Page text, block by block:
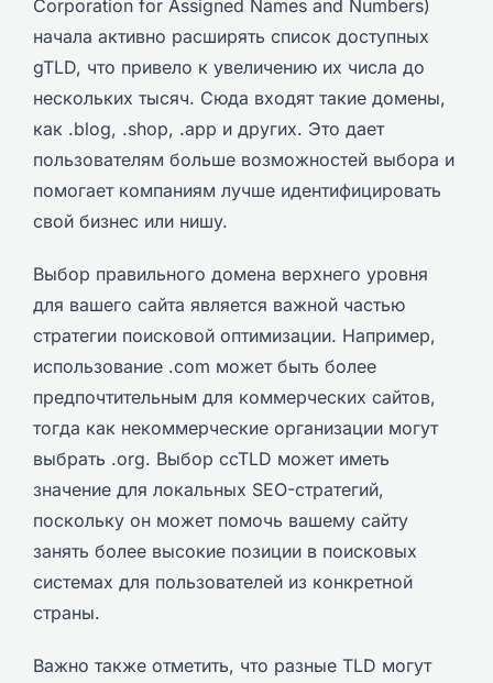
Corporation for Assigned Names and Numbers)
начала активно расширять список доступных
gTLD, что привело к увеличению их числа до
нескольких тысяч. Сюда входят такие домены,
как .blog, .shop, .app и других. Это дает
пользователям больше возможностей выбора и
помогает компаниям лучше идентифицировать
свой бизнес или нишу.
Выбор правильного домена верхнего уровня
для вашего сайта является важной частью
стратегии поисковой оптимизации. Например,
использование .com может быть более
предпочтительным для коммерческих сайтов,
тогда как некоммерческие организации могут
выбрать .org. Выбор ccTLD может иметь
значение для локальных SEO-стратегий,
поскольку он может помочь вашему сайту
занять более высокие позиции в поисковых
системах для пользователей из конкретной
страны.
Важно также отметить, что разные TLD могут